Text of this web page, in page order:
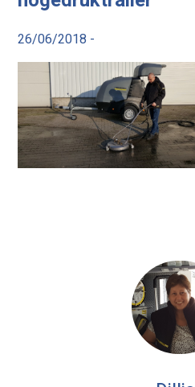
26/06/2018 -